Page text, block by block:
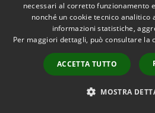
Uffici
Enti e fondazioni
Politici
Personale Amministrativo
Documenti e dati
necessari al corretto funzionamento
nonché un cookie tecnico analitico
informazioni statistiche,
Per maggiori dettagli, può consultare la
ACCETTA TUTTO
MOSTRA